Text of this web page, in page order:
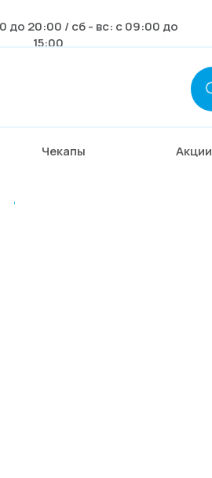
до 20:00 / сб - вс: с 09:00 до
15:00
Акции
Чекапы
,